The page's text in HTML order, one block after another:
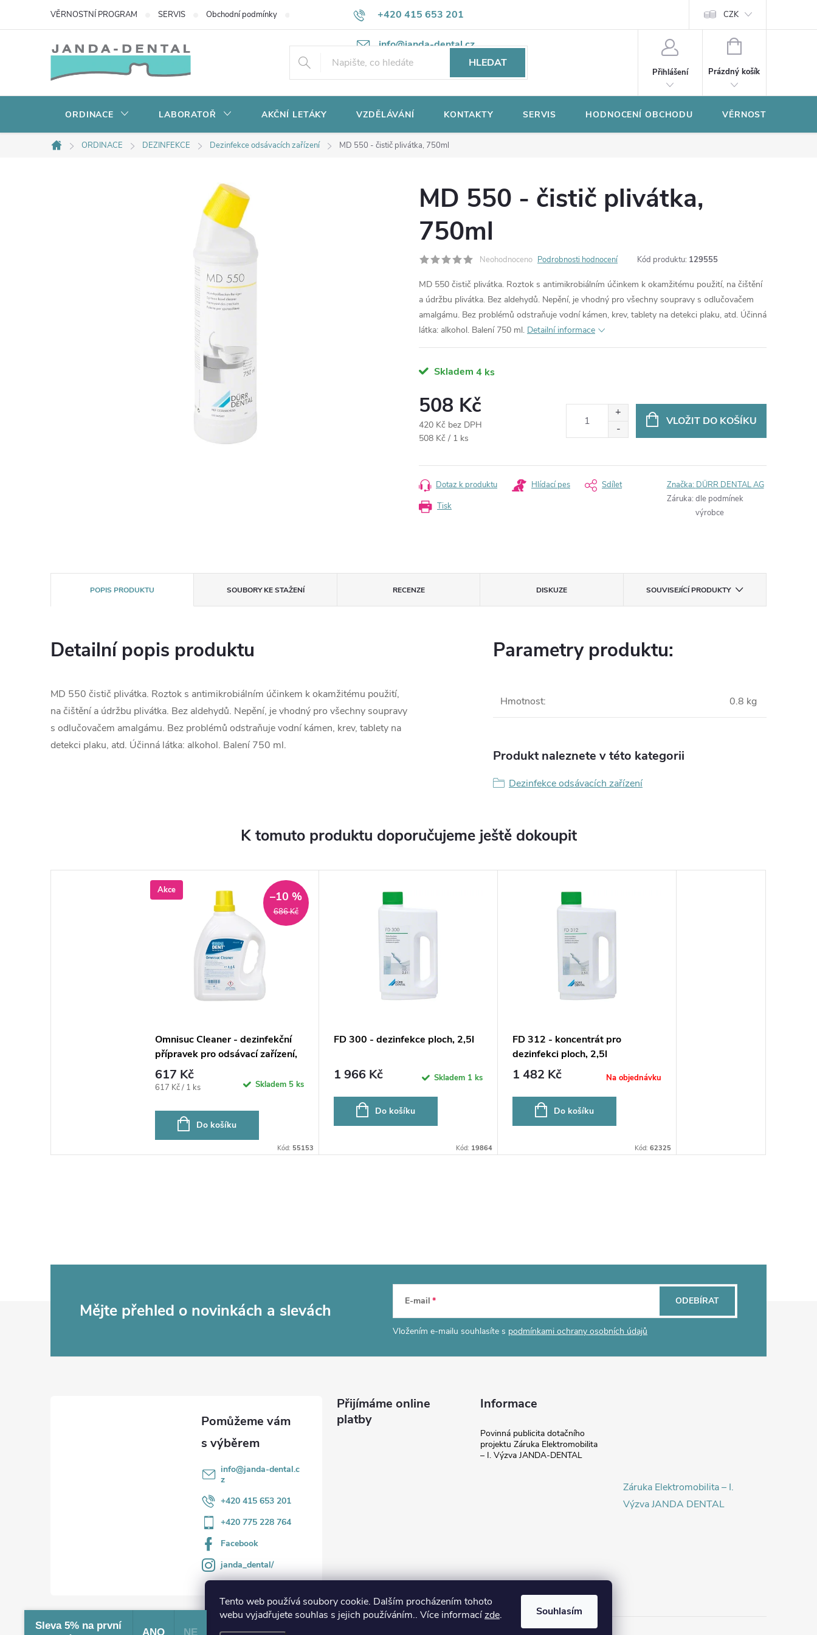
Tento web používá soubory cookie. Dalším procházením tohoto
webu vyjadřujete souhlas s jejich používáním.. Více informacízde. Souhlasím
+420 415 653 201
info@janda-dental.cz
VĚRNOSTNÍ PROGRAM SERVIS Obchodní podmínky Potřebujete poradit? Ochrana osobních údajů CZK
HLEDAT
Přihlášení
NÁKUPNÍ
Prázdný košík
ORDINACE LABORATOŘ AKČNÍ LETÁKY VZDĚLÁVÁNÍ KONTAKTY SERVIS HODNOCENÍ OBCHODU VĚRNOSTNÍ
Domů
ORDINACE DEZINFEKCE Dezinfekce odsávacích zařízení MD 550 - čistič plivátka, 750ml
MD 550 - čistič plivátka,
750ml
Neohodnoceno Podrobnosti hodnocení Kód produktu: 129555
MD 550 čistič plivátka. Roztok s antimikrobiálním účinkem k okamžitému použití, na čištění
a údržbu plivátka. Bez aldehydů. Nepění, je vhodný pro všechny soupravy s odlučovačem
amalgámu. Bez problémů odstraňuje vodní kámen, krev, tablety na detekci plaku, atd. Účinná
látka: alkohol. Balení 750 ml. Detailní informace
Skladem 4 ks
508 Kč
420 Kč bez DPH
Měrná
508 Kč / 1 ks
VLOŽIT DO KOŠÍKU
Tisk
Dotaz k produktu Hlídací pes Sdílet Značka: DÜRR DENTAL AG
Záruka: dle podmínek
výrobce
POPIS PRODUKTU SOUBORY KE STAŽENÍ RECENZE DISKUZE SOUVISEJÍCÍ PRODUKTY
Detailní popis produktu
MD 550 čistič plivátka. Roztok s antimikrobiálním účinkem k okamžitému použití,
na čištění a údržbu plivátka. Bez aldehydů. Nepění, je vhodný pro všechny soupravy
s odlučovačem amalgámu. Bez problémů odstraňuje vodní kámen, krev, tablety na
detekci plaku, atd. Účinná látka: alkohol. Balení 750 ml.
Parametry produktu:
Hmotnost: 0.8 kg
Produkt naleznete v této kategorii
Dezinfekce odsávacích zařízení
K tomuto produktu doporučujeme ještě dokoupit
Akce
686 Kč
–10 %
Omnisuc Cleaner - dezinfekční
přípravek pro odsávací zařízení,
2,5l
617 Kč
Měrná
617 Kč / 1 ks Skladem 5 ks
Do košíku
Kód: 55153
FD 300 - dezinfekce ploch, 2,5l
1 966 Kč Skladem 1 ks
Do košíku
Kód: 19864
FD 312 - koncentrát pro
dezinfekci ploch, 2,5l
1 482 Kč Na objednávku
Do košíku
Kód: 62325
Mějte přehled o novinkách a slevách E-mail
Vložením e-mailu souhlasíte s podmínkami ochrany osobních údajů
ODEBÍRAT
info@janda-dental.c
z
+420 415 653 201
+420 775 228 764
Facebook
janda_dental/
Přijímáme online
platby
Informace
Povinná publicita dotačního
projektu Záruka Elektromobilita
– I. Výzva JANDA-DENTAL
Záruka Elektromobilita – I.
Výzva JANDA DENTAL
Sleva 5% na první
ANO NE